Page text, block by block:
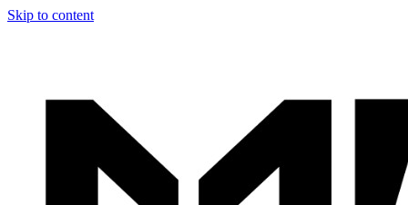
Skip to content